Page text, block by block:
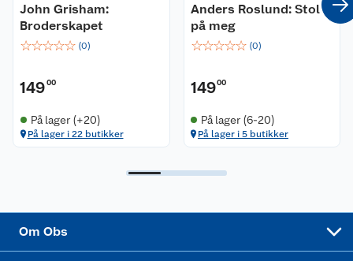
John Grisham:
Broderskapet
☆☆☆☆☆ (0)
14900
På lager (+20)
På lager i 22 butikker
Anders Roslund: Stol
på meg
☆☆☆☆☆ (0)
14900
På lager (6-20)
På lager i 5 butikker
Om Obs
Ledige stillinger
Leveringsalternativer
Kjøpsvilkår
Åpent kjøp
Klikk og hent
Festdrakter til hele familien
Hagemøbler og utemøbler